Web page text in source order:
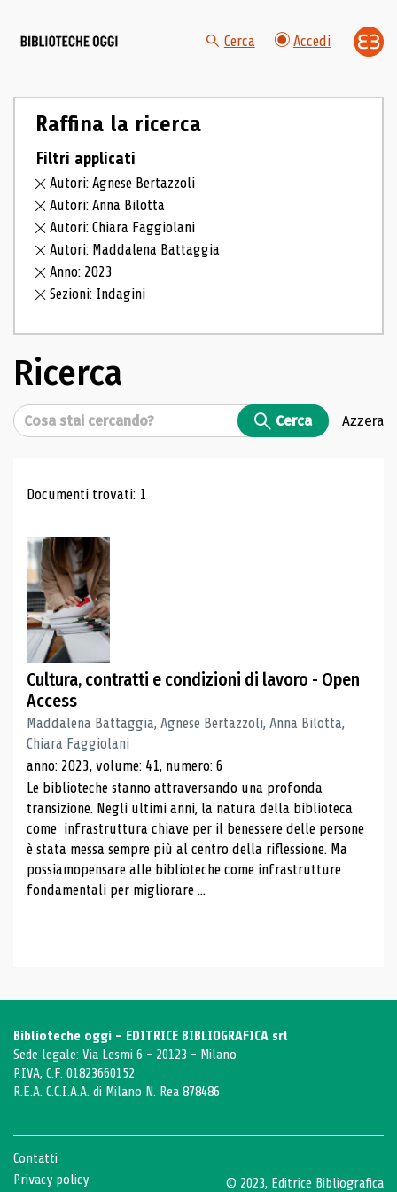
Cerca Accedi
Raffina la ricerca
Filtri applicati
Autori: Agnese Bertazzoli
Autori: Anna Bilotta
Autori: Chiara Faggiolani
Autori: Maddalena Battaggia
Anno: 2023
Sezioni: Indagini
Ricerca
Cerca Cerca Azzera
Risultati di ricerca
Documenti trovati: 1
Cultura, contratti e condizioni di lavoro - Open
Access
Maddalena Battaggia, Agnese Bertazzoli, Anna Bilotta,
Chiara Faggiolani
anno: 2023, volume: 41, numero: 6
Le biblioteche stanno attraversando una profonda
transizione. Negli ultimi anni, la natura della biblioteca
come infrastruttura chiave per il benessere delle persone
è stata messa sempre più al centro della riflessione. Ma
possiamopensare alle biblioteche come infrastrutture
fondamentali per migliorare ...
Biblioteche oggi - EDITRICE BIBLIOGRAFICA srl
Sede legale: Via Lesmi 6 - 20123 - Milano
P.IVA, C.F. 01823660152
R.E.A. C.C.I.A.A. di Milano N. Rea 878486
Contatti
Privacy policy
© 2023, Editrice Bibliografica